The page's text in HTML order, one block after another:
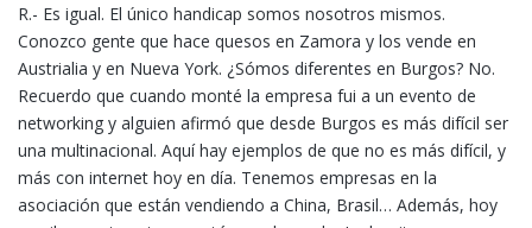
R.- Es igual. El único handicap somos nosotros mismos.
Conozco gente que hace quesos en Zamora y los vende en
Austrialia y en Nueva York. ¿Sómos diferentes en Burgos? No.
Recuerdo que cuando monté la empresa fui a un evento de
networking y alguien afirmó que desde Burgos es más difícil ser
una multinacional. Aquí hay ejemplos de que no es más difícil, y
más con internet hoy en día. Tenemos empresas en la
asociación que están vendiendo a China, Brasil… Además, hoy